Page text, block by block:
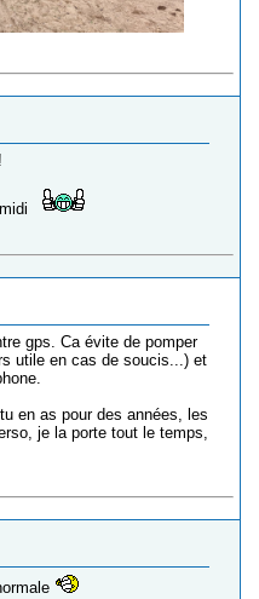
gps. Ca évite de pomper
utile en cas de soucis...) et
en as pour des années, les
je la porte tout le temps,